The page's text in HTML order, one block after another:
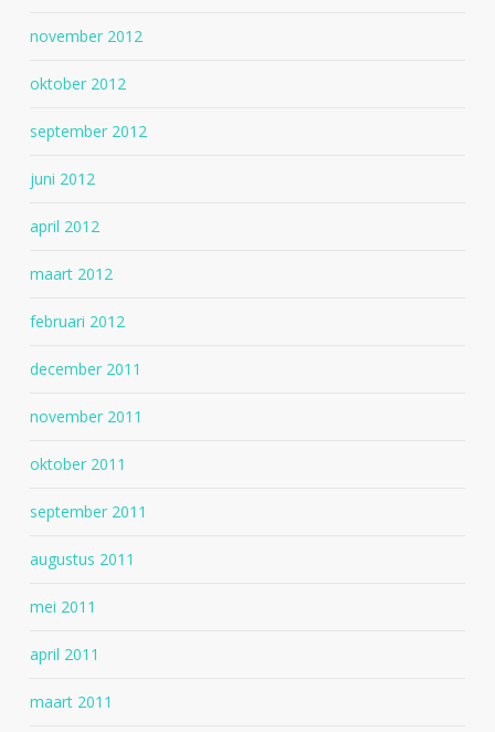
november 2012
oktober 2012
september 2012
juni 2012
april 2012
maart 2012
februari 2012
december 2011
november 2011
oktober 2011
september 2011
augustus 2011
mei 2011
april 2011
maart 2011